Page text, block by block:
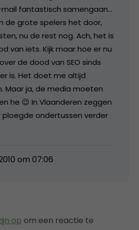
fantastisch samengaan…
de grote spelers het door,
nu de rest nog. Ach, het is
van iets. Kijk maar hoe er nu
de dood van SEO sinds
is. Het doet me altijd
Maar ja, de media moeten
he 😉 In Vlaanderen zeggen
ploegde ondertussen verder
om 07:06
op om een reactie te